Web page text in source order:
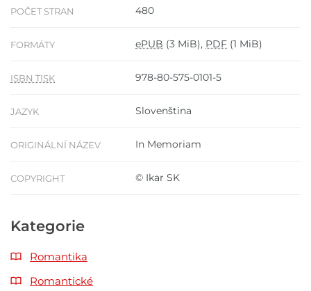
POČET STRAN 480
FORMÁTY ePUB (3 MiB), PDF (1 MiB)
ISBN TISK 978-80-575-0101-5
JAZYK Slovenština
ORIGINÁLNÍ NÁZEV In Memoriam
COPYRIGHT © Ikar SK
Kategorie
Romantika
Romantické